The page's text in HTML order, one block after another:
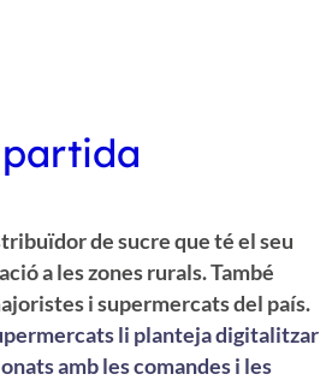
de sucre que té el seu
a les zones rurals. També
i supermercats del país.
li planteja digitalitzar
amb les comandes i les